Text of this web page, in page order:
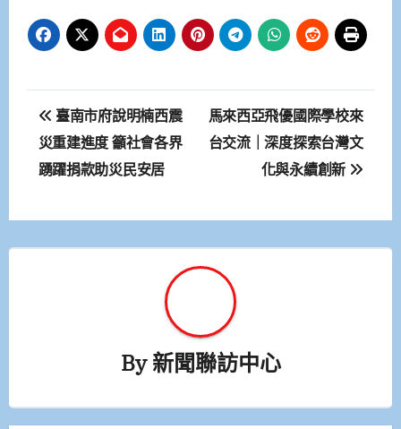
文
章
導
覽
臺南市府說明楠西震
災重建進度 籲社會各界
踴躍捐款助災民安居
馬來西亞飛優國際學校來
台交流｜深度探索台灣文
化與永續創新
By新聞聯訪中心